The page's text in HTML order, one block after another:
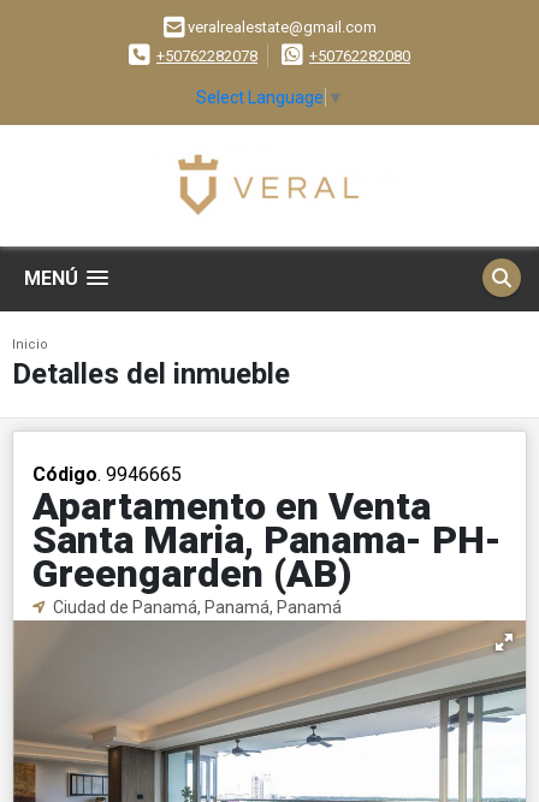
veralrealestate@gmail.com
+50762282078
+50762282080
Select Language ▼
MENÚ
Inicio
Detalles del inmueble
Código. 9946665
Apartamento en Venta
Santa Maria, Panama- PH-
Greengarden (AB)
Ciudad de Panamá, Panamá, Panamá